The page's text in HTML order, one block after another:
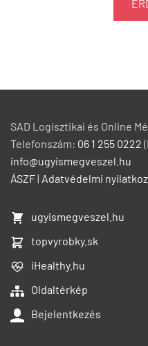
SAD Logisztikai és Online
Telefonszám: 06 1 255 0222
info@ugyismegveszel.hu
ÁSZF| Adatvédelmi
ugyismegveszel.hu
topvyrobky.sk
iHealthy.hu
Oldaltérkép
Bejelentkezés